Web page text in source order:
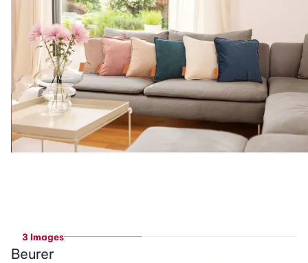
3 Images
Beurer